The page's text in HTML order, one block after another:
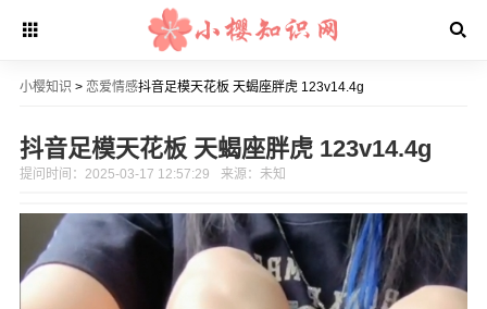
小樱知识 > 恋爱情感抖音足模天花板 天蝎座胖虎 123v14.4g
抖音足模天花板 天蝎座胖虎 123v14.4g
提问时间：2025-03-17 12:57:29 来源：未知